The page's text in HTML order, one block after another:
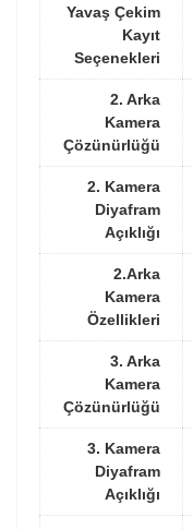
Yavaş Çekim
Kayıt
Seçenekleri
2. Arka
Kamera
Çözünürlüğü
2. Kamera
Diyafram
Açıklığı
2.Arka
Kamera
Özellikleri
3. Arka
Kamera
Çözünürlüğü
3. Kamera
Diyafram
Açıklığı